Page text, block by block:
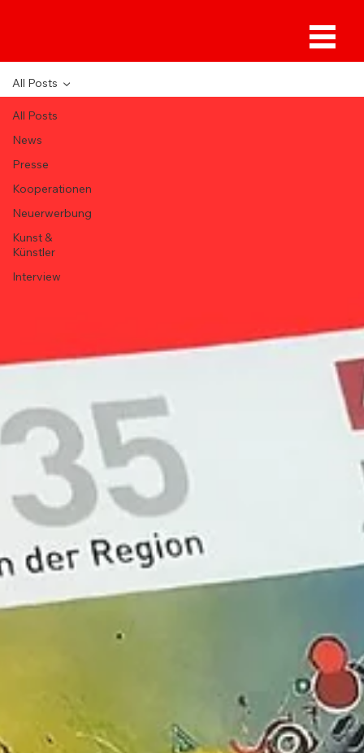
All Posts
News
Presse
Kooperationen
Neuerwerbung
Kunst &
Künstler
Interview
All Posts